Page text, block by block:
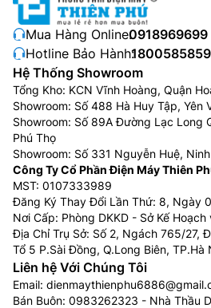
Mua Hàng Online:0918969699
Hotline Bảo Hành:1800585859
Hệ Thống Showroom
Tổng Kho: KCN Vĩnh Hoàng, Quận
Showroom: Số 488 Hà Huy Tập, Yên
Showroom: Số 89A Đường Lạc Long
Phú Thọ
Showroom: Số 331 Nguyễn Huệ,
Công Ty Cổ Phần Điện Máy Thiên
MST: 0107333989
Đăng Ký Thay Đổi Lần Thứ: 8, Ngày
Nơi Cấp: Phòng DKKD - Sở Kế
Địa Chỉ Trụ Sở: Số 2, Ngách 765/27,
Tổ 5 P.Sài Đồng, Q.Long Biên, TP.Hà
Liên hệ Với Chúng Tôi
Email:
Bán Buôn: 0983262323 - Nhà Thầu